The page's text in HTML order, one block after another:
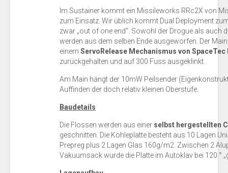
Im Sustainer kommt ein Missileworks RRc2X von
zum Einsatz. Wir üblich kommt Dual Deployment
zwar „out of one end“. Sowohl der Drogue als auch
werden aus dem selben Ende ausgeworfen. Der
einem ServoRelease Mechanismus von SpaceTec
zurückgehalten und auf 300 Fuss ausgeklinkt.
Am Main hängt der 10mW Peilsender
Auffinden der doch relativ kleinen Oberstufe.
Baudetails
Die Flossen werden aus einer selbst hergestellten
geschnitten. Die Kohleplatte besteht aus 10 Lagen
Prepreg plus 2 Lagen Glas 160g/m2. Zwischen 2
Vakuumsack wurde die Platte im Autoklav bei 120 °